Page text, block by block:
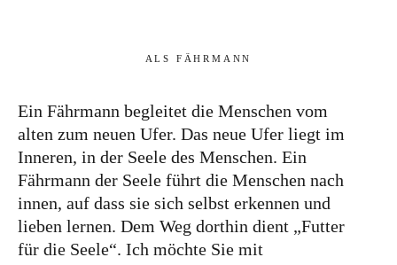
ALS FÄHRMANN
Ein Fährmann begleitet die Menschen vom
alten zum neuen Ufer. Das neue Ufer liegt im
Inneren, in der Seele des Menschen. Ein
Fährmann der Seele führt die Menschen nach
innen, auf dass sie sich selbst erkennen und
lieben lernen. Dem Weg dorthin dient „Futter
für die Seele“. Ich möchte Sie mit